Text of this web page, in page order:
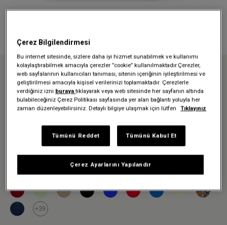
Anasayfa DAY PAK'R LETTER DYE BLUE SIRT ÇANTASI
DAY PAK'R LETTER DYE BLUE
SIRT ÇANTASI
3.999,00 TL
Renk:Letter Dye Blue
+39
Çerez Bilgilendirmesi
Bu internet sitesinde, sizlere daha iyi hizmet sunabilmek ve kullanımı
kolaylaştırabilmek amacıyla çerezler ”cookie” kullanılmaktadır.Çerezler,
web sayfalarının kullanıcıları tanıması, sitenin içeriğinin iyileştirilmesi ve
geliştirilmesi amacıyla kişisel verilerinizi toplamaktadır. Çerezlerle
verdiğiniz izni burayatıklayarak veya web sitesinde her sayfanın altında
bulabileceğiniz Çerez Politikası sayfasında yer alan bağlantı yoluyla her
zaman düzenleyebilirsiniz. Detaylı bilgiye ulaşmak için lütfen
Tıklayınız
Çerez Ayarlarını Yapılandır
Tümünü Reddet Tümünü Kabul Et